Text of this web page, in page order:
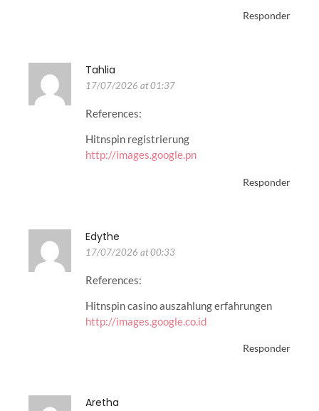
Responder
Tahlia
17/07/2026 at 01:37
References:
Hitnspin registrierung
http://images.google.pn
Responder
Edythe
17/07/2026 at 00:33
References:
Hitnspin casino auszahlung erfahrungen
http://images.google.co.id
Responder
Aretha